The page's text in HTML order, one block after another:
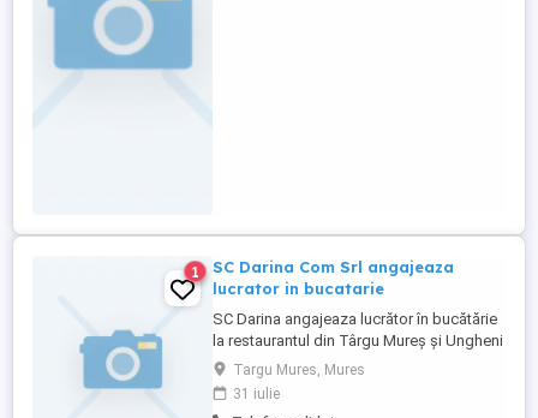
1
SC Darina Com Srl angajeaza
lucrator in bucatarie
SC Darina angajeaza lucrător în bucătărie
la restaurantul din Târgu Mureș și Ungheni
. Se ofera conditii optime , salar motivant.
Informatii la numărul de tel .CV-urile se
depun la punctele de lucru Darina
Targu Mures, Mures
31 iulie